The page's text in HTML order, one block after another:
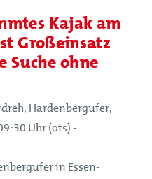
Kajak am
Großeinsatz
Suche ohne
Hardenbergufer,
Uhr (ots) -
in Essen-